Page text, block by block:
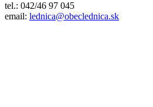
tel.: 042/46 97 045
email: lednica@obeclednica.sk